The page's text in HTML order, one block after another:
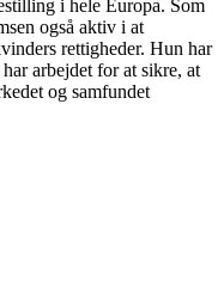
i hele Europa. Som
også aktiv i at
rettigheder. Hun har
arbejdet for at sikre, at
og samfundet